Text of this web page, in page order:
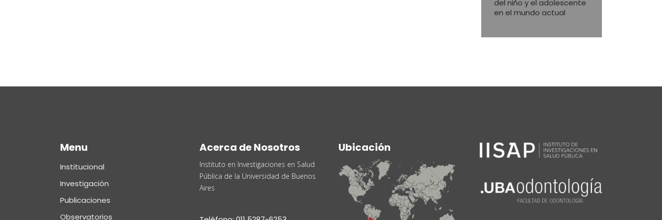
del niño y el adolescente
en el mundo actual
Menu
Institucional
Investigación
Publicaciones
Observatorios
Acerca de Nosotros
Instituto en Investigaciones en Salud
Pública de la Universidad de Buenos
Aires
Ubicación